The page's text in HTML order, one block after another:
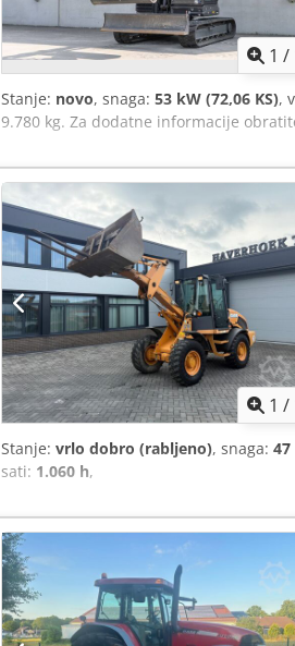
1 /
Stanje: novo, snaga: 53 kW (72,06 KS),
9.780 kg. Za dodatne informacije
1 /
Stanje: vrlo dobro (rabljeno), snaga: 47
sati: 1.060 h,